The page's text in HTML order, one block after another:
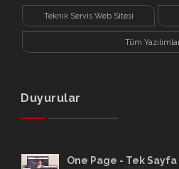
Teknik Servis Web Sitesi
Tüm
Duyurular
One Page - Tek